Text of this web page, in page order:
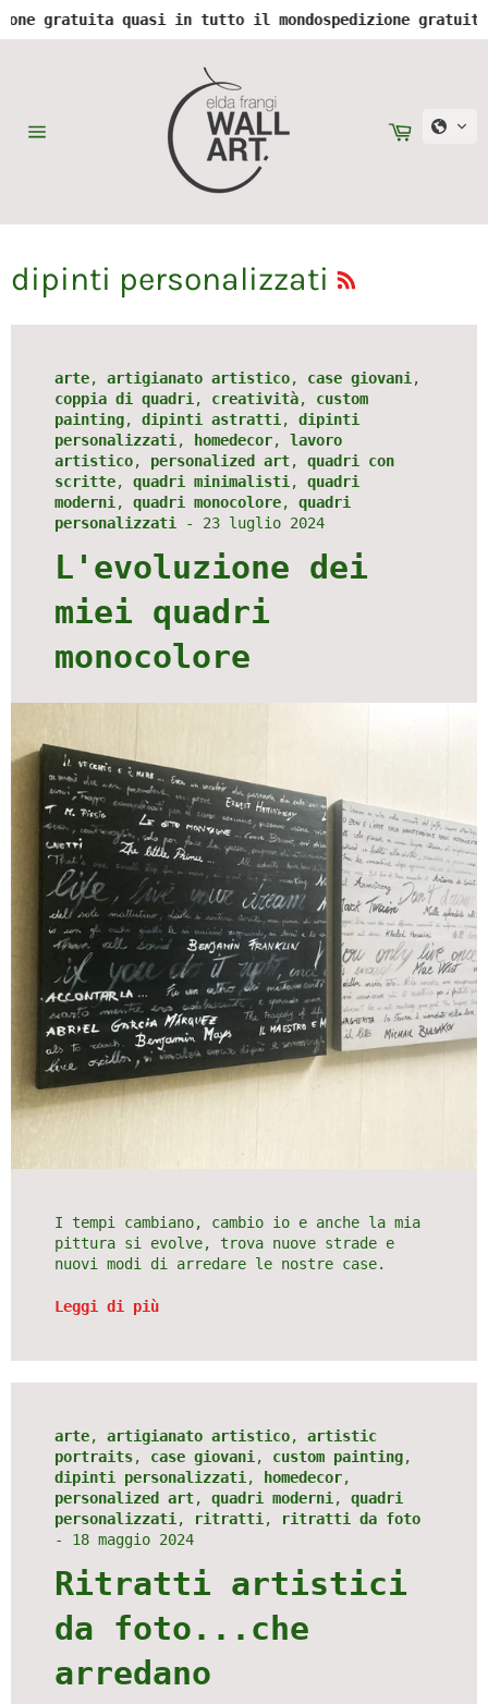
quasi in tutto il mondospedizione gratuita quasi in
Carrello
dipinti personalizzati
arte, artigianato artistico, case giovani,
coppia di quadri, creatività, custom
painting, dipinti astratti, dipinti
personalizzati, homedecor, lavoro
artistico, personalized art, quadri con
scritte, quadri minimalisti, quadri
moderni, quadri monocolore, quadri
personalizzati - 23 luglio 2024
L'evoluzione dei
miei quadri
monocolore
I tempi cambiano, cambio io e anche la mia
pittura si evolve, trova nuove strade e
nuovi modi di arredare le nostre case.
Leggi di più
arte, artigianato artistico, artistic
portraits, case giovani , custom painting,
dipinti personalizzati , homedecor,
personalized art, quadri moderni , quadri
personalizzati , ritratti ,
ritratti da foto
- 18 maggio 2024
Ritratti artistici
da foto...che
arredano